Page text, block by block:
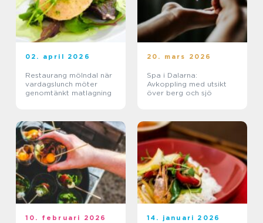
02. april 2026
Restaurang mölndal när
vardagslunch möter
genomtänkt matlagning
20. mars 2026
Spa i Dalarna:
Avkoppling med utsikt
över berg och sjö
10. februari 2026 14. januari 2026